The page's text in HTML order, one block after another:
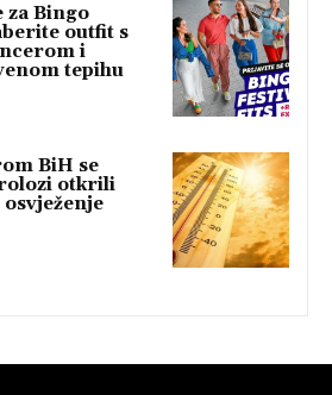
za Bingo
outfit s
i
tepihu
BiH se
otkrili
osvježenje